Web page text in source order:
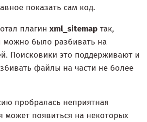
показать сам код.
плагин xml_sitemap так,
было разбивать на
Поисковики это поддерживают и
файлы на части не более
пробралась неприятная
может появиться на некоторых